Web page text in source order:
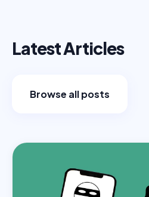
Latest Articles
Browse all posts